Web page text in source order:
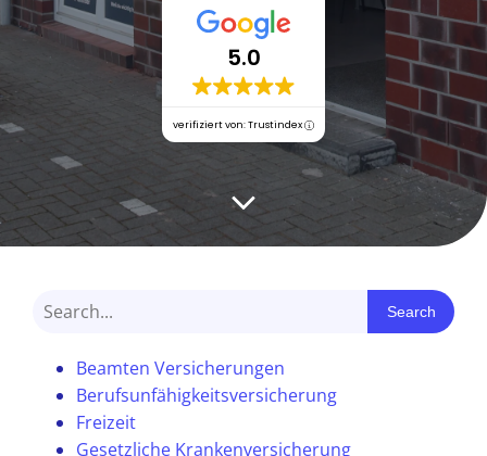
5.0
verifiziert von: Trustindex
Search
Beamten Versicherungen
Berufsunfähigkeitsversicherung
Freizeit
Gesetzliche Krankenversicherung